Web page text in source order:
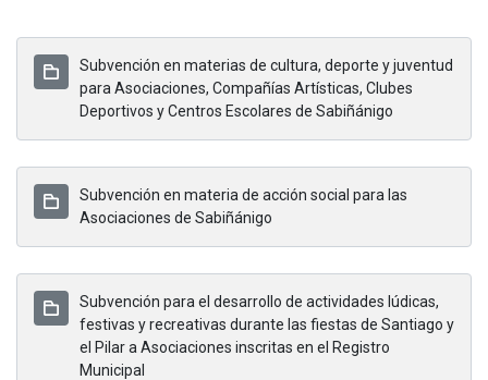
Subvención en materias de cultura, deporte y juventud
para Asociaciones, Compañías Artísticas, Clubes
Deportivos y Centros Escolares de Sabiñánigo
Subvención en materia de acción social para las
Asociaciones de Sabiñánigo
Subvención para el desarrollo de actividades lúdicas,
festivas y recreativas durante las fiestas de Santiago y
el Pilar a Asociaciones inscritas en el Registro
Municipal